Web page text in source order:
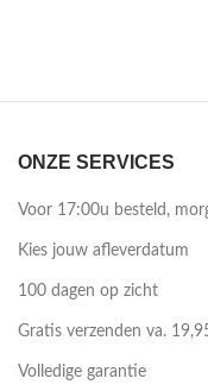
ONZE SERVICES
Voor 17:00u besteld,
Kies jouw afleverdatum
100 dagen op zicht
Gratis verzenden va.
Volledige garantie